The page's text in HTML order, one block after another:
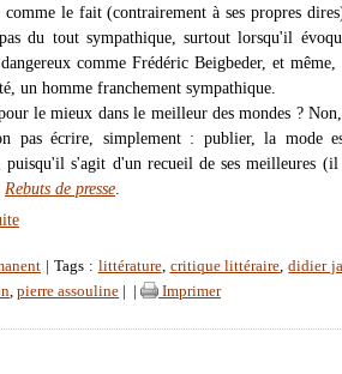
comme le fait (contrairement à ses propres
du tout sympathique, surtout lorsqu'il
comme Frédéric Beigbeder, et
un homme franchement sympathique.
le mieux dans le meilleur des mondes ?
pas écrire, simplement : publier, la mode
puisqu'il s'agit d'un recueil de ses meilleures
Rebuts de presse
| Tags : littérature, critique littéraire,didier
, pierre assouline Imprimer